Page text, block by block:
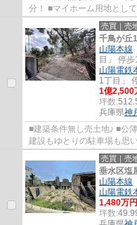
分！ ■マイホーム用地とし
売買｜売
千鳥が丘
山陽本線
目」 停歩
山陽電鉄
1丁目」
1億2,500
坪数:
兵庫県神
■建築条件無し売土地♪ ■公
建設もゆとりの駐車場も思
分停歩約1分！
売買｜売
垂水区
山陽本線
山陽電鉄
1,480万円
坪数: